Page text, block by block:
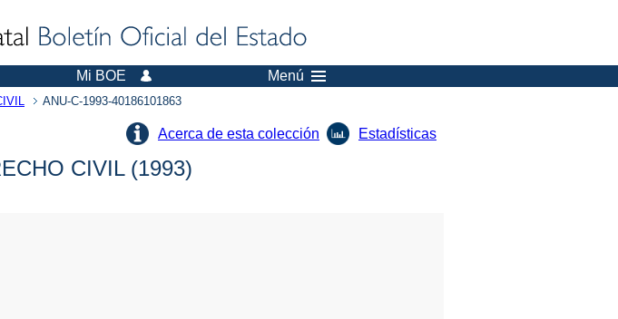
Mi BOE Menú
ANU-C-1993-40186101863
Acerca de esta colección Estadísticas
CIVIL (1993)